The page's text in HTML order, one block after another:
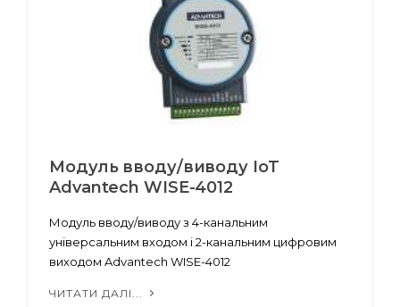
Модуль вводу/виводу IoT
Advantech WISE-4012
Модуль вводу/виводу з 4-канальним
універсальним входом і 2-канальним цифровим
виходом Advantech WISE-4012
ЧИТАТИ ДАЛІ...